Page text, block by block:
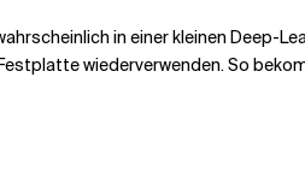
in einer kleinen Deep-
wiederverwenden. So